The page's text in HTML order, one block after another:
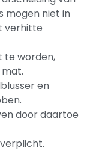
mogen niet in
verhitte
te worden,
en
door daartoe